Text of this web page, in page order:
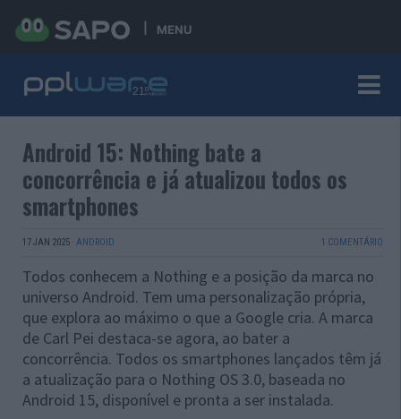
MENU
Android 15: Nothing bate a
concorrência e já atualizou todos os
smartphones
17 JAN 2025 · ANDROID 1 COMENTÁRIO
Todos conhecem a Nothing e a posição da marca no
universo Android. Tem uma personalização própria,
que explora ao máximo o que a Google cria. A marca
de Carl Pei destaca-se agora, ao bater a
concorrência. Todos os smartphones lançados têm já
a atualização para o Nothing OS 3.0, baseada no
Android 15, disponível e pronta a ser instalada.